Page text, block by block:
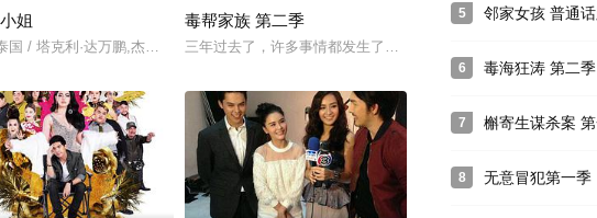
，将任务交给助理朱芷欣（沈琳宸饰），而指定合作的
姐
国 / 塔克利·达万鹏,杰奎琳·沐恩奇,帕泽功·布莎娜瓦迪,卡杰布泓迪缇特·珈迪,Kootee,Aramboy,N
毒帮家族 第二季
三年过去了，许多事情都发生了变化。尽管安娜和丹尼尔努力想
5 邻家女孩 普通
6 毒海狂涛 第二季
7 槲寄生谋杀案
8 无意冒犯第一季